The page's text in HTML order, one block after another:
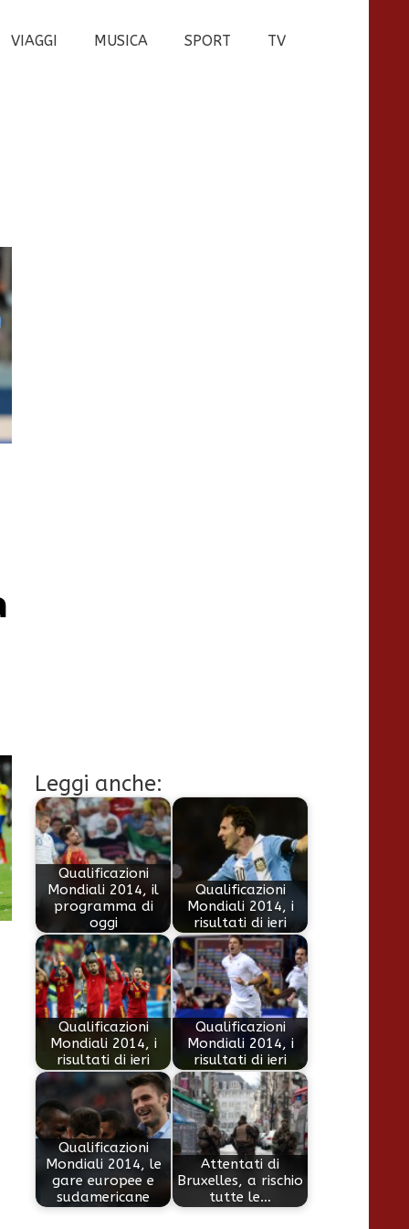
VIAGGI MUSICA SPORT TV
Leggi anche:
Qualificazioni
Mondiali 2014, il
programma di
oggi
Qualificazioni
Mondiali 2014, i
risultati di ieri
Qualificazioni
Mondiali 2014, i
risultati di ieri
Qualificazioni
Mondiali 2014, i
risultati di ieri
Qualificazioni
Mondiali 2014, le
gare europee e
sudamericane
Attentati di
Bruxelles, a rischio
tutte le…